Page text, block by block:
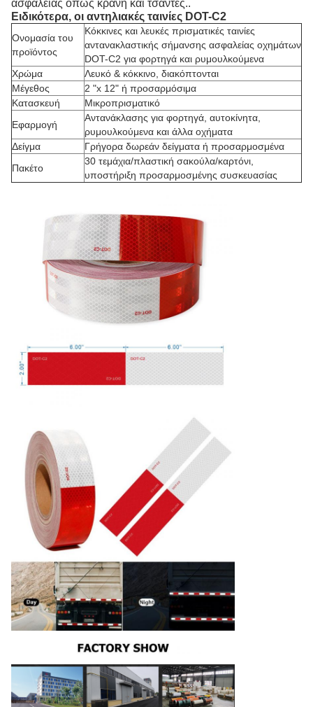
ασφαλείας όπως κράνη και τσάντες..
Ειδικότερα, οι αντηλιακές ταινίες DOT-C2
Ονομασία του
προϊόντος
Κόκκινες και λευκές πρισματικές ταινίες
αντανακλαστικής σήμανσης ασφαλείας οχημάτων
DOT-C2 για φορτηγά και ρυμουλκούμενα
Χρώμα
Λευκό & κόκκινο, διακόπτονται
Μέγεθος
2 "x 12" ή προσαρμόσιμα
Κατασκευή
Μικροπρισματικό
Εφαρμογή
Αντανάκλασης για φορτηγά, αυτοκίνητα,
ρυμουλκούμενα και άλλα οχήματα
Δείγμα
Γρήγορα δωρεάν δείγματα ή προσαρμοσμένα
Πακέτο
30 τεμάχια/πλαστική σακούλα/καρτόνι,
υποστήριξη προσαρμοσμένης συσκευασίας